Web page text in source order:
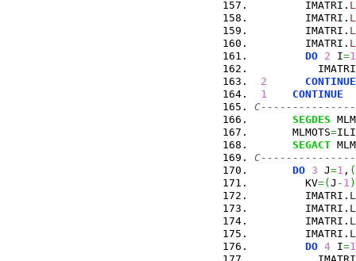
        IMATRI.
        IMATRI.
        IMATRI.
        IMATRI.
DO 2 I=1
2
CONTINUE
1
CONTINUE
SEGDES
      MLMOTS
=
SEGACT
DO 3 J=1 , (
        KV
=(J - 1 )
        IMATRI.
        IMATRI.
        IMATRI.
        IMATRI.
DO 4 I=1